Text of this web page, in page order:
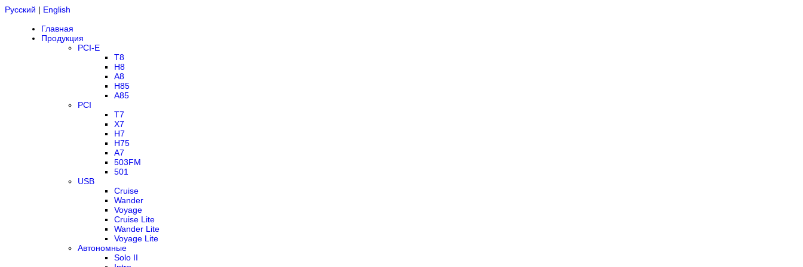
Русский | English
Главная
Продукция
PCI-E
T8
H8
A8
H85
A85
PCI
T7
X7
H7
H75
A7
503FM
501
USB
Cruise
Wander
Voyage
Cruise Lite
Wander Lite
Voyage Lite
Автономные
Solo II